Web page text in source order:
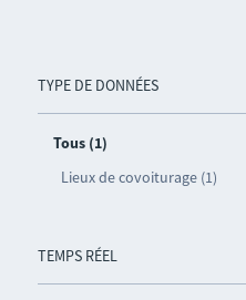
TYPE DE DONNÉES
Tous (1)
Lieux de covoiturage (1)
TEMPS RÉEL